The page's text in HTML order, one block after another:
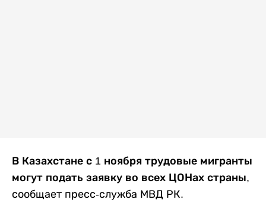
В Казахстане с 1 ноября трудовые мигранты
могут подать заявку во всех ЦОНах страны,
сообщает пресс-служба МВД РК.